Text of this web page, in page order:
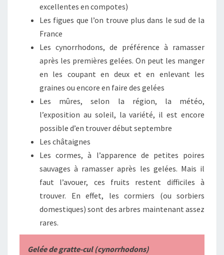
excellentes en compotes)
Les figues que l’on trouve plus dans le sud de la
France
Les cynorrhodons, de préférence à ramasser
après les premières gelées. On peut les manger
en les coupant en deux et en enlevant les
graines ou encore en faire des gelées
Les mûres, selon la région, la météo,
l’exposition au soleil, la variété, il est encore
possible d’en trouver début septembre
Les châtaignes
Les cormes, à l’apparence de petites poires
sauvages à ramasser après les gelées. Mais il
faut l’avouer, ces fruits restent difficiles à
trouver. En effet, les cormiers (ou sorbiers
domestiques) sont des arbres maintenant assez
rares.
Gelée de gratte-cul (cynorrhodons)